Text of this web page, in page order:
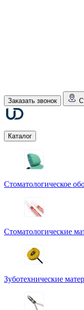
Заказать звонок
Каталог
Стоматологическое
Стоматологические
Зуботехнические